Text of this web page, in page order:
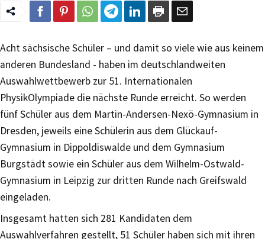
Acht sächsische Schüler – und damit so viele wie aus keinem
anderen Bundesland - haben im deutschlandweiten
Auswahlwettbewerb zur 51. Internationalen
PhysikOlympiade die nächste Runde erreicht. So werden
fünf Schüler aus dem Martin-Andersen-Nexö-Gymnasium in
Dresden, jeweils eine Schülerin aus dem Glückauf-
Gymnasium in Dippoldiswalde und dem Gymnasium
Burgstädt sowie ein Schüler aus dem Wilhelm-Ostwald-
Gymnasium in Leipzig zur dritten Runde nach Greifswald
eingeladen.
Insgesamt hatten sich 281 Kandidaten dem
Auswahlverfahren gestellt, 51 Schüler haben sich mit ihren